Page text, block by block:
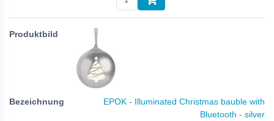
EPOK - Illuminated Christmas bauble with
Bluetooth - silver